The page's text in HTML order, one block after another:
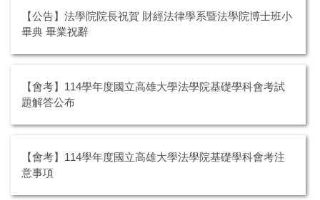
【公告】法學院院長祝賀 財經法律學系暨法學院博士班小
畢典 畢業祝辭
【會考】114學年度國立高雄大學法學院基礎學科會考試
題解答公布
【會考】114學年度國立高雄大學法學院基礎學科會考注
意事項